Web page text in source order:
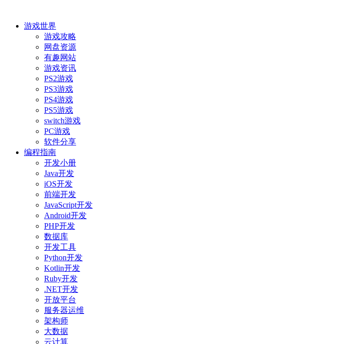
游戏世界
游戏攻略
网盘资源
有趣网站
游戏资讯
PS2游戏
PS3游戏
PS4游戏
PS5游戏
switch游戏
PC游戏
软件分享
编程指南
开发小册
Java开发
iOS开发
前端开发
JavaScript开发
Android开发
PHP开发
数据库
开发工具
Python开发
Kotlin开发
Ruby开发
.NET开发
开放平台
服务器运维
架构师
大数据
云计算